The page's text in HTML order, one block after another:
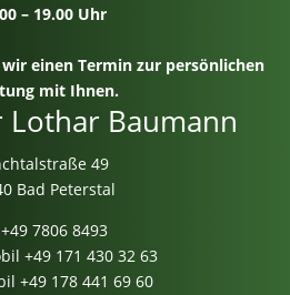
– 19.00 Uhr
einen Termin zur persönlichen
mit Ihnen.
Baumann
49
Bad Peterstal
+49 7806 8493
+49 171 430 32 63
+49 178 441 69 60